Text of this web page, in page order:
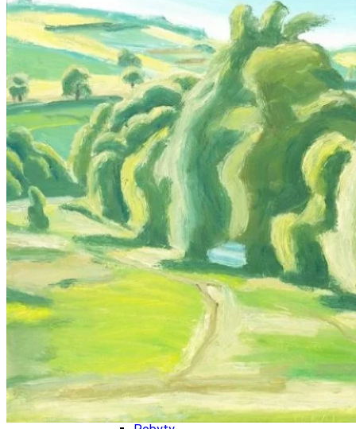
Turistika
Hrady
Podujatia
Výstava
Festival
Divadlo
Ubytovanie
Wellness
Gastro
Víno
Kultúra a tradície
Šport a agroturistika
Školstvo
Ekonomika obchod a doprava
Žilinský kraj
Tipy
Výlet
Turistika
Hrady
Výstava
Galéria
Festival
Folklór
Koncert
Ubytovanie